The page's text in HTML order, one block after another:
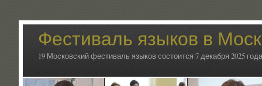
Фестиваль языков в
19 Московский фестиваль языков состоится 7 декабря 2025